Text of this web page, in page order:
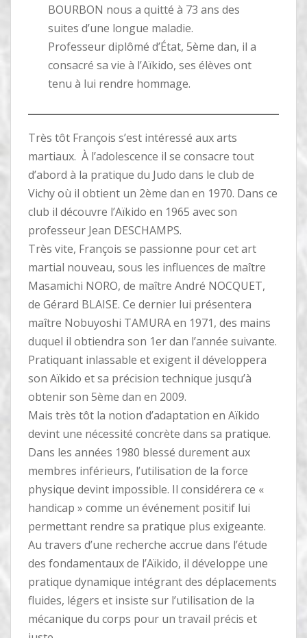
BOURBON nous a quitté à 73 ans des
suites d’une longue maladie.
Professeur diplômé d’État, 5ème dan, il a
consacré sa vie à l’Aïkido, ses élèves ont
tenu à lui rendre hommage.
Très tôt François s’est intéressé aux arts
martiaux. À l’adolescence il se consacre tout
d’abord à la pratique du Judo dans le club de
Vichy où il obtient un 2ème dan en 1970. Dans ce
club il découvre l’Aïkido en 1965 avec son
professeur Jean DESCHAMPS.
Très vite, François se passionne pour cet art
martial nouveau, sous les influences de maître
Masamichi NORO, de maître André NOCQUET,
de Gérard BLAISE. Ce dernier lui présentera
maître Nobuyoshi TAMURA en 1971, des mains
duquel il obtiendra son 1er dan l’année suivante.
Pratiquant inlassable et exigent il développera
son Aïkido et sa précision technique jusqu’à
obtenir son 5ème dan en 2009.
Mais très tôt la notion d’adaptation en Aïkido
devint une nécessité concrète dans sa pratique.
Dans les années 1980 blessé durement aux
membres inférieurs, l’utilisation de la force
physique devint impossible. Il considérera ce «
handicap » comme un événement positif lui
permettant rendre sa pratique plus exigeante.
Au travers d’une recherche accrue dans l’étude
des fondamentaux de l’Aïkido, il développe une
pratique dynamique intégrant des déplacements
fluides, légers et insiste sur l’utilisation de la
mécanique du corps pour un travail précis et